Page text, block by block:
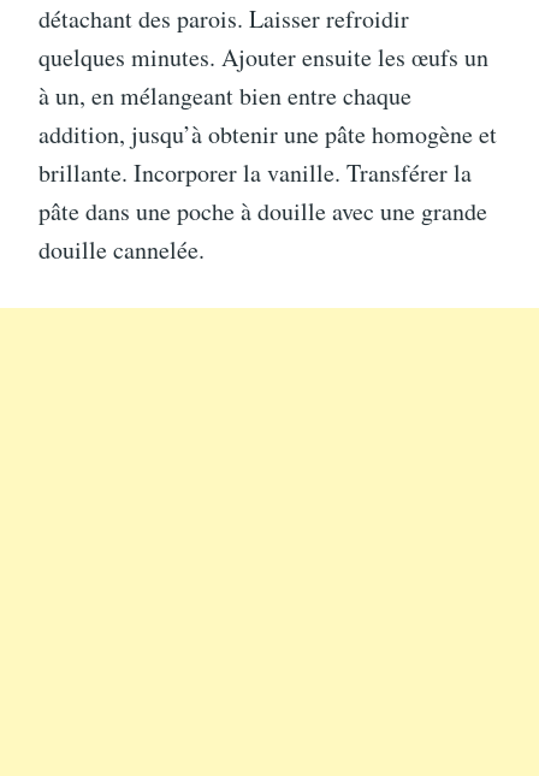
détachant des parois. Laisser refroidir
quelques minutes. Ajouter ensuite les œufs un
à un, en mélangeant bien entre chaque
addition, jusqu’à obtenir une pâte homogène et
brillante. Incorporer la vanille. Transférer la
pâte dans une poche à douille avec une grande
douille cannelée.